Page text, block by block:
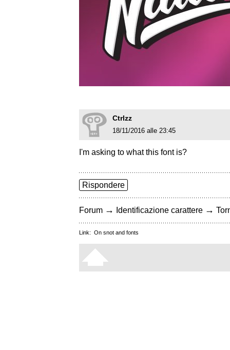
Ctrlzz
18/11/2016 alle 23:45
I'm asking to what this font is?
Rispondere
Forum → Identificazione carattere →
Link: On snot and fonts